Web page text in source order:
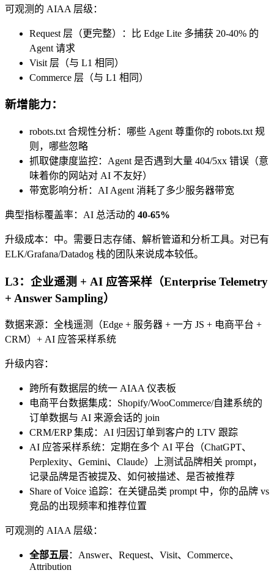
可观测的 AIAA 层级：
Request 层（更完整）：比 Edge Lite 多捕获 20-40% 的
Agent 请求
Visit 层（与 L1 相同）
Commerce 层（与 L1 相同）
新增能力：
robots.txt 合规性分析：哪些 Agent 尊重你的 robots.txt 规
则，哪些忽略
抓取健康度监控：Agent 是否遇到大量 404/5xx 错误（意
味着你的网站对 AI 不友好）
带宽影响分析：AI Agent 消耗了多少服务器带宽
典型指标覆盖率：AI 总活动的 40-65%
升级成本：中。需要日志存储、解析管道和分析工具。对已有
ELK/Grafana/Datadog 栈的团队来说成本较低。
L3：企业遥测 + AI 应答采样（Enterprise Telemetry
+ Answer Sampling）
数据来源：全栈遥测（Edge + 服务器 + 一方 JS + 电商平台 +
CRM）+ AI 应答采样系统
升级内容：
跨所有数据层的统一 AIAA 仪表板
电商平台数据集成：Shopify/WooCommerce/自建系统的
订单数据与 AI 来源会话的 join
CRM/ERP 集成：AI 归因订单到客户的 LTV 跟踪
AI 应答采样系统：定期在多个 AI 平台（ChatGPT、
Perplexity、Gemini、Claude）上测试品牌相关 prompt，
记录品牌是否被提及、如何被描述、是否被推荐
Share of Voice 追踪：在关键品类 prompt 中，你的品牌 vs
竞品的出现频率和推荐位置
可观测的 AIAA 层级：
全部五层：Answer、Request、Visit、Commerce、
Attribution